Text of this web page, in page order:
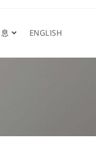
ENGLISH